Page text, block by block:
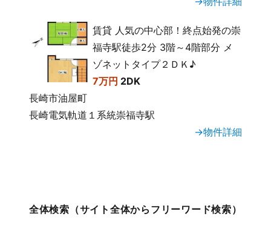
賃貸 人気の中心部！終点始発の崇
福寺駅徒歩2分 3階～4階部分 メ
ゾネットタイプ２ＤＫ♪
7万円 2DK
長崎市油屋町
長崎電気軌道１系統崇福寺駅
→物件詳細
全体検索（サイト全体からフリーワード検索）